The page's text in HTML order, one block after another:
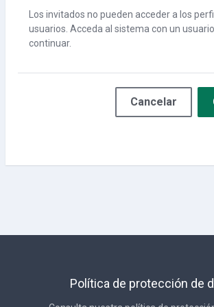
Los invitados no pueden acceder a los
usuarios. Acceda al sistema con un
continuar.
Cancelar
Política de protección de